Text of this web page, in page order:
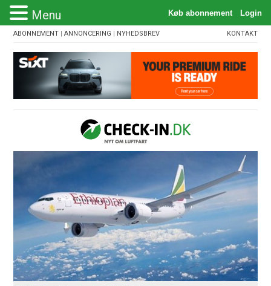
ABONNEMENT |ANNONCERING | NYHEDSBREV KONTAKT
Menu